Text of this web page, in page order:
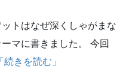
トはなぜ深くしゃがまな
マに書きました。 今回
「続きを読む」